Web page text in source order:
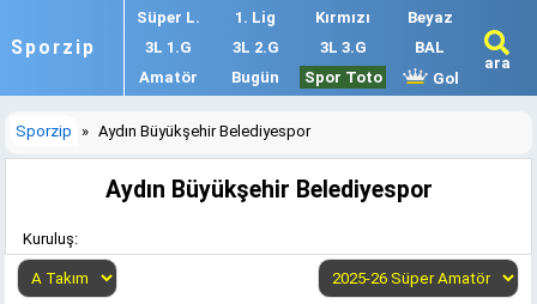
Sporzip
Süper L. 1. Lig Kırmızı
Beyaz
3L 1.G
3L 2.G 3L 3.G
BAL
Amatör
Bugün Spor Toto Gol
ara
Sporzip » Aydın Büyükşehir Belediyespor
Aydın Büyükşehir Belediyespor
Kuruluş: